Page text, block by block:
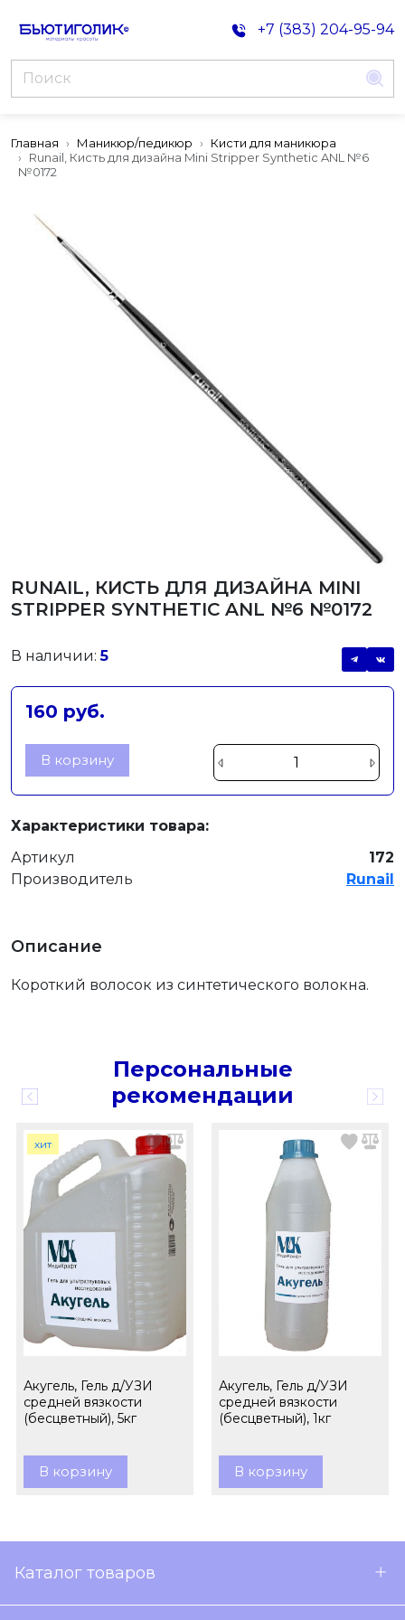
+7 (383) 204-95-94
Главная Маникюр/педикюр
Кисти для маникюра
Runail, Кисть для дизайна Mini Stripper Synthetic ANL №6
№0172
RUNAIL, КИСТЬ ДЛЯ ДИЗАЙНА MINI
STRIPPER SYNTHETIC ANL №6 №0172
В наличии:5
160 руб.
В корзину
Характеристики товара:
Артикул
172
Производитель
Runail
Описание
Короткий волосок из синтетического волокна.
Персональные
рекомендации
хит
Акугель, Гель д/УЗИ
средней вязкости
(бесцветный), 5кг
В корзину
Акугель, Гель д/УЗИ
средней вязкости
(бесцветный), 1кг
В корзину
Каталог товаров